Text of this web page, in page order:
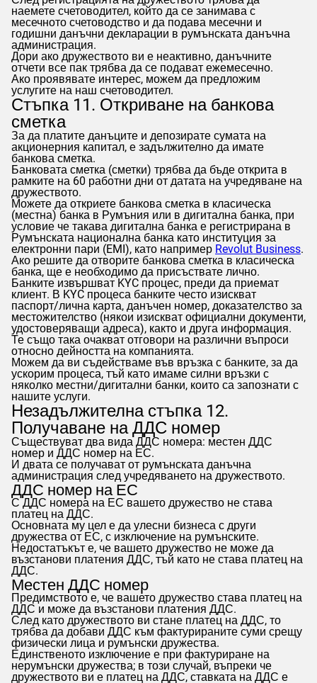
наемете счетоводител, който да се занимава с
месечното счетоводство и да подава месечни и
годишни данъчни декларации в румънската данъчна
администрация.
Дори ако дружеството ви е неактивно, данъчните
отчети все пак трябва да се подават ежемесечно.
Ако проявявате интерес, можем да предложим
услугите на наш счетоводител.
Стъпка 11. Откриване на банкова
сметка
За да платите данъците и депозирате сумата на
акционерния капитал, е задължително да имате
банкова сметка.
Банковата сметка (сметки) трябва да бъде открита в
рамките на 60 работни дни от датата на учредяване на
дружеството.
Можете да откриете банкова сметка в класическа
(местна) банка в Румъния или в дигитална банка, при
условие че такава дигитална банка е регистрирана в
Румънската национална банка като институция за
електронни пари (EMI), като например Revolut Business.
Ако решите да отворите банкова сметка в класическа
банка, ще е необходимо да присъствате лично.
Банките извършват KYC процес, преди да приемат
клиент. В KYC процеса банките често изискват
паспорт/лична карта, данъчен номер, доказателство за
местожителство (някои изискват официални документи,
удостоверяващи адреса), както и друга информация.
Те също така очакват отговори на различни въпроси
относно дейността на компанията.
Можем да ви съдействаме във връзка с банките, за да
ускорим процеса, тъй като имаме силни връзки с
няколко местни/дигитални банки, които са запознати с
нашите услуги.
Незадължителна стъпка 12.
Получаване на ДДС номер
Съществуват два вида ДДС номера: местен ДДС
номер и ДДС номер на ЕС.
И двата се получават от румънската данъчна
администрация след учредяването на дружеството.
ДДС номер на ЕС
С ДДС номера на ЕС вашето дружество не става
платец на ДДС.
Основната му цел е да улесни бизнеса с други
дружества от ЕС, с изключение на румънските.
Недостатъкът е, че вашето дружество не може да
възстанови платения ДДС, тъй като не става платец на
ДДС.
Местен ДДС номер
Предимството е, че вашето дружество става платец на
ДДС и може да възстанови платения ДДС.
След като дружеството ви стане платец на ДДС, то
трябва да добави ДДС към фактурираните суми срещу
физически лица и румънски дружества.
Единственото изключение е при фактуриране на
нерумънски дружества; в този случай, въпреки че
дружеството ви е платец на ДДС, ставката на ДДС е